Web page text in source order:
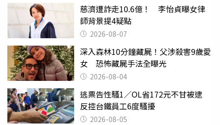
慈濟遭詐走10.6億！ 李怡貞曝女律
師背景提4疑點
2026-08-07
深入森林10分鐘藏屍！父涉殺害9歲愛
女 恐怖藏屍手法全曝光
2026-08-04
逃票告性騷1／OL省172元不甘被逮
反控台鐵員工6度騷擾
2026-08-05